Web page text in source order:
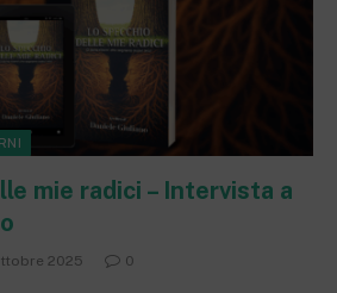
mie radici – Intervista a
2025 0